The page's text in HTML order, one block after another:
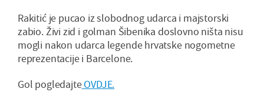
Rakitić je pucao iz slobodnog udarca i majstorski
zabio. Živi zid i golman Šibenika doslovno ništa nisu
mogli nakon udarca legende hrvatske nogometne
reprezentacije i Barcelone.
Gol pogledajteOVDJE.